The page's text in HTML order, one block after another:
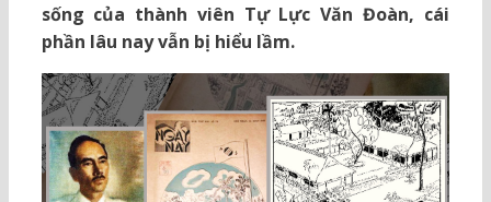
sống của thành viên Tự Lực Văn Đoàn, cái
phần lâu nay vẫn bị hiểu lầm.